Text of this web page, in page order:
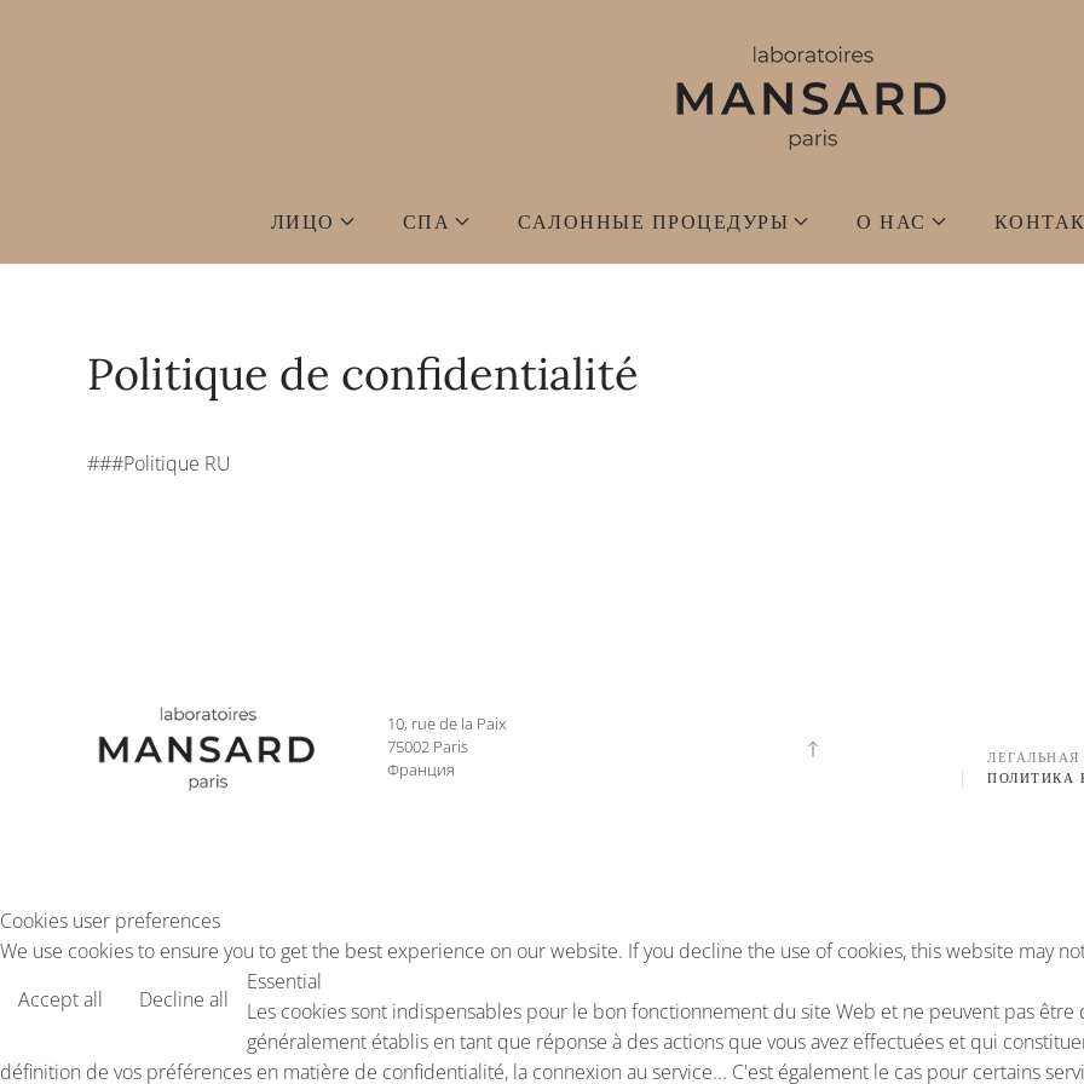
ЛИЦО СПА САЛОННЫЕ ПРОЦЕДУРЫ О НАС
Politique de confidentialité
###Politique RU
10, rue de la Paix
75002 Paris
Франция
ПОЛИТИКА
Cookies user preferences
We use cookies to ensure you to get the best experience on our website. If you decline the use of cookies, this website may
Accept all
Decline all
Essential
Les cookies sont indispensables pour le bon fonctionnement du site Web et ne peuvent pas être
généralement établis en tant que réponse à des actions que vous avez effectuées et qui
définition de vos préférences en matière de confidentialité, la connexion au service... C'est également le cas pour certains